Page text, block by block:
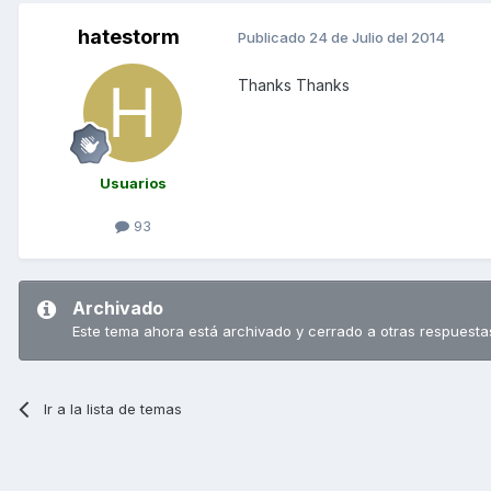
hatestorm
Usuarios
93
Publicado 24 de Julio del 2014
Thanks Thanks
Archivado
Este tema ahora está archivado y cerrado a otras
Ir a la lista de temas